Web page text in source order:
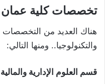
تخصصات كلية عمان
هناك العديد من التخصصات
والتكنولوجيا.. ومنها التالي:
قسم العلوم الإدارية والمالية